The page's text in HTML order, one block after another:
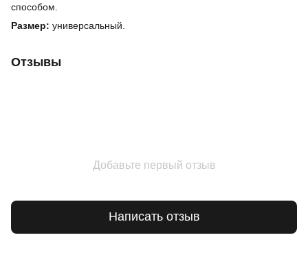
способом.
Размер: универсальный.
Отзывы
Добавьте первый отзыв
Написать отзыв